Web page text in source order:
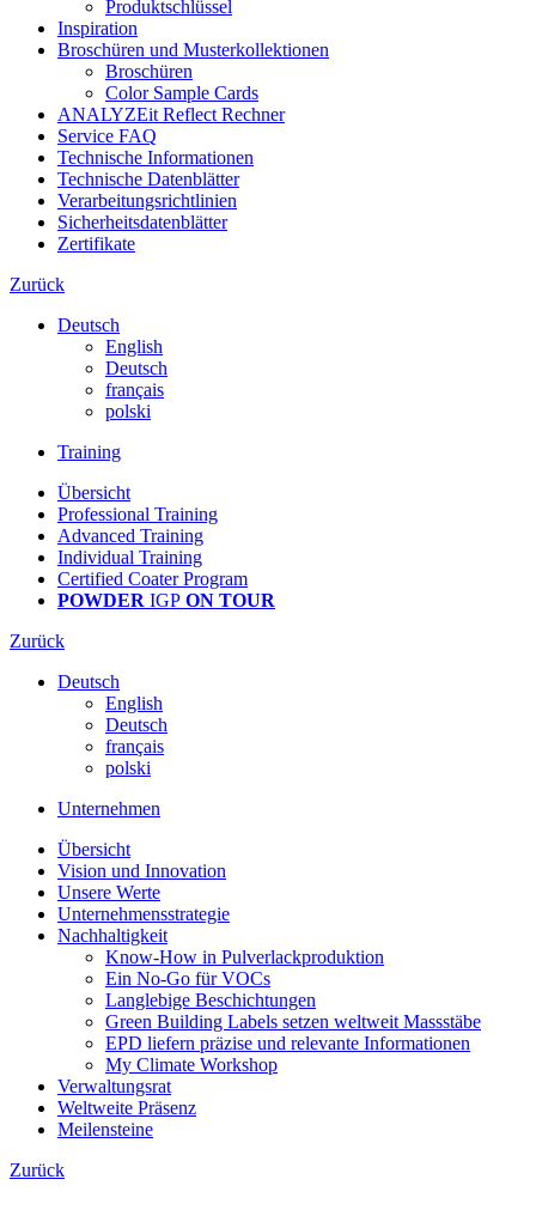
Produktschlüssel
Inspiration
Broschüren und Musterkollektionen
Broschüren
Color Sample Cards
ANALYZEit Reflect Rechner
Service FAQ
Technische Informationen
Technische Datenblätter
Verarbeitungsrichtlinien
Sicherheitsdatenblätter
Zertifikate
Zurück
Deutsch
English
Deutsch
français
polski
Training
Übersicht
Professional Training
Advanced Training
Individual Training
Certified Coater Program
POWDER IGP ON TOUR
Zurück
Deutsch
English
Deutsch
français
polski
Unternehmen
Übersicht
Vision und Innovation
Unsere Werte
Unternehmensstrategie
Nachhaltigkeit
Know-How in Pulverlackproduktion
Ein No-Go für VOCs
Langlebige Beschichtungen
Green Building Labels setzen weltweit Massstäbe
EPD liefern präzise und relevante Informationen
My Climate Workshop
Verwaltungsrat
Weltweite Präsenz
Meilensteine
Zurück